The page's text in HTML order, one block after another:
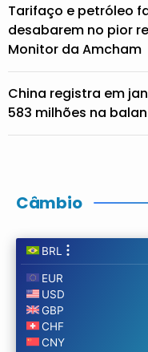
Tarifaço e petróleo
desabarem no pior
Monitor da Amcham
China registra em
583 milhões na
Câmbio